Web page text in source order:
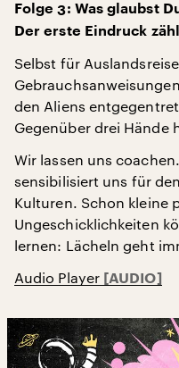
Folge 3: Was glaubst
Der erste Eindruck
Selbst für
den Aliens
Gegenüber drei Hände
Wir lassen uns
sensibilisiert uns für
Kulturen. Schon kleine
Ungeschicklichkeiten
lernen: Lächeln geht
Audio Player